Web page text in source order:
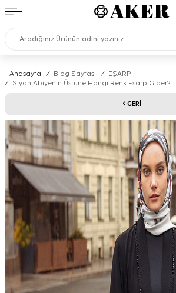
Anasayfa / Blog Sayfası /
EŞARP
/
Siyah Abiyenin Üstüne Hangi Renk Eşarp Gider?
GERI